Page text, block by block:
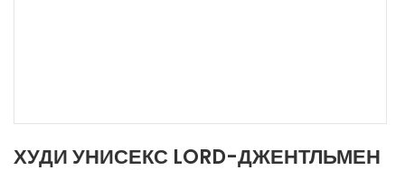
ХУДИ УНИСЕКС LORD-ДЖЕНТЛЬМЕН